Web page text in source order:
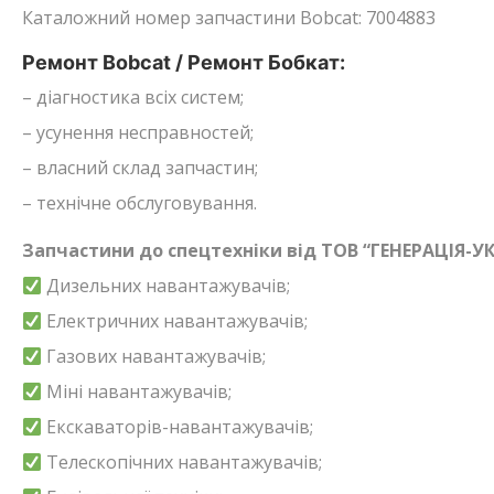
Каталожний номер запчастини Bobcat: 7004883
Ремонт Bobcat / Ремонт Бобкат:
– діагностика всіх систем;
– усунення несправностей;
– власний склад запчастин;
– технічне обслуговування.
Запчастини до спецтехніки від ТОВ “ГЕНЕРАЦІЯ-
Дизельних навантажувачів;
Електричних навантажувачів;
Газових навантажувачів;
Міні навантажувачів;
Екскаваторів-навантажувачів;
Телескопічних навантажувачів;